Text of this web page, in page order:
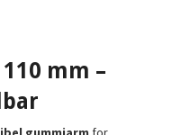
mm –